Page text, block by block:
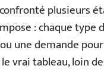
plusieurs
: chaque
une demande
vrai tableau, loin